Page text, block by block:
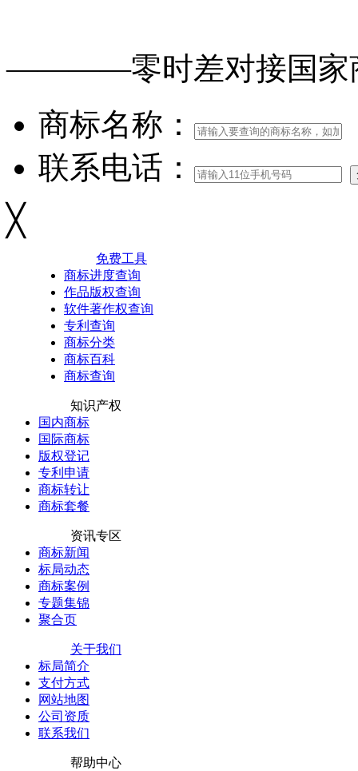
————零时差对接国
商标名称：
联系电话：
╳
免费工具
商标进度查询
作品版权查询
软件著作权查询
专利查询
商标分类
商标百科
商标查询
知识产权
国内商标
国际商标
版权登记
专利申请
商标转让
商标套餐
资讯专区
商标新闻
标局动态
商标案例
专题集锦
聚合页
关于我们
标局简介
支付方式
网站地图
公司资质
联系我们
帮助中心